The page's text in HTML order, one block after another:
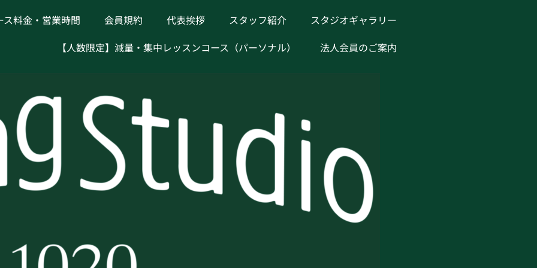
ス料金・営業時間 会員規約 代表挨拶 スタッフ紹介
スタジオギャラリー
【人数限定】減量・集中レッスンコース（パーソナル）
法人会員のご案内